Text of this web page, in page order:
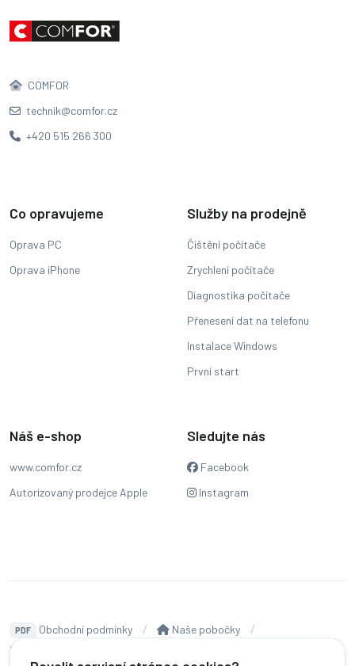
COMFOR
technik@comfor.cz
+420 515 266 300
Co opravujeme
Oprava PC
Oprava iPhone
Služby na prodejně
Čištění počítače
Zrychlení počítače
Diagnostika počítače
Přenesení dat na telefonu
Instalace Windows
První start
Náš e-shop
www.comfor.cz
Autorizovaný prodejce Apple
Sledujte nás
Facebook
Instagram
PDF Obchodní podmínky
Naše pobočky